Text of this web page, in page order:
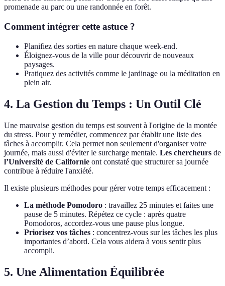
promenade au parc ou une randonnée en forêt.
Comment intégrer cette astuce ?
Planifiez des sorties en nature chaque week-end.
Éloignez-vous de la ville pour découvrir de nouveaux
paysages.
Pratiquez des activités comme le jardinage ou la méditation en
plein air.
4. La Gestion du Temps : Un Outil Clé
Une mauvaise gestion du temps est souvent à l'origine de la montée
du stress. Pour y remédier, commencez par établir une liste des
tâches à accomplir. Cela permet non seulement d'organiser votre
journée, mais aussi d'éviter le surcharge mentale. Les chercheurs de
l’Université de Californie ont constaté que structurer sa journée
contribue à réduire l'anxiété.
Il existe plusieurs méthodes pour gérer votre temps efficacement :
La méthode Pomodoro : travaillez 25 minutes et faites une
pause de 5 minutes. Répétez ce cycle : après quatre
Pomodoros, accordez-vous une pause plus longue.
Priorisez vos tâches : concentrez-vous sur les tâches les plus
importantes d’abord. Cela vous aidera à vous sentir plus
accompli.
5. Une Alimentation Équilibrée